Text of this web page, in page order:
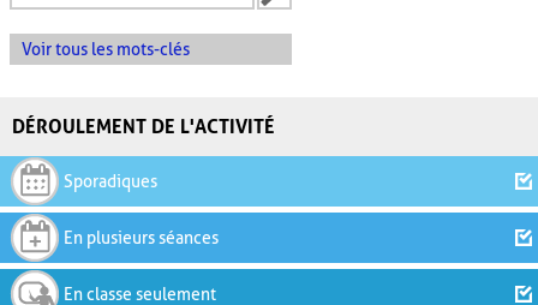
Voir tous les mots-clés
DÉROULEMENT DE L'ACTIVITÉ
Sporadiques
En plusieurs séances
En classe seulement